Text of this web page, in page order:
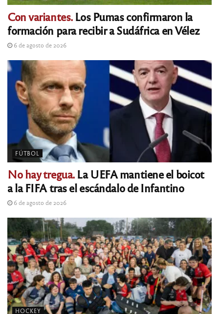
Con variantes.Los Pumas confirmaron la
formación para recibir a Sudáfrica en Vélez
6 de agosto de 2026
FÚTBOL
No hay tregua.La UEFA mantiene el boicot
a la FIFA tras el escándalo de Infantino
6 de agosto de 2026
HOCKEY